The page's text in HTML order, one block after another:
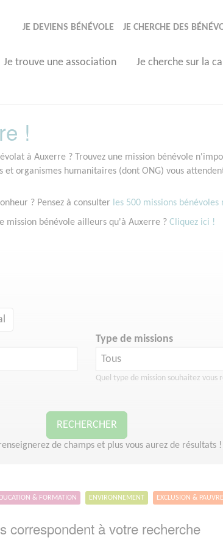
JE DEVIENS BÉNÉVOLE JE CHERCHE DES
Je trouve une association Je cherche sur la
!
à Auxerre ? Trouvez une mission bénévole
et organismes humanitaires (dont ONG) vous
? Pensez à consulter les 500 missions
mission bénévole ailleurs qu'à Auxerre ? Cliquez ici !
Type de missions
Quel type de mission souhaitez vous
RECHERCHER
de champs et plus vous aurez de résultats !
& FORMATION ENVIRONNEMENT EXCLUSION &
correspondent à votre recherche